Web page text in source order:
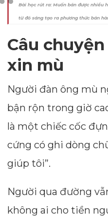
Bài học rút ra: Muốn bán được nhiều
từ đó sáng tạo ra phương thức bán
Câu
xin mù
Người đàn ông mù
bận rộn trong giờ
là một chiếc cốc
cứng có ghi dòng
giúp tôi”.
Người qua đường
không ai cho tiền